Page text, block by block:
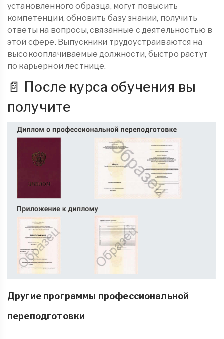
установленного образца, могут повысить
компетенции, обновить базу знаний, получить
ответы на вопросы, связанные с деятельностью в
этой сфере. Выпускники трудоустраиваются на
высокооплачиваемые должности, быстро растут
по карьерной лестнице.
📄 После курса обучения вы
получите
Другие программы профессиональной
переподготовки